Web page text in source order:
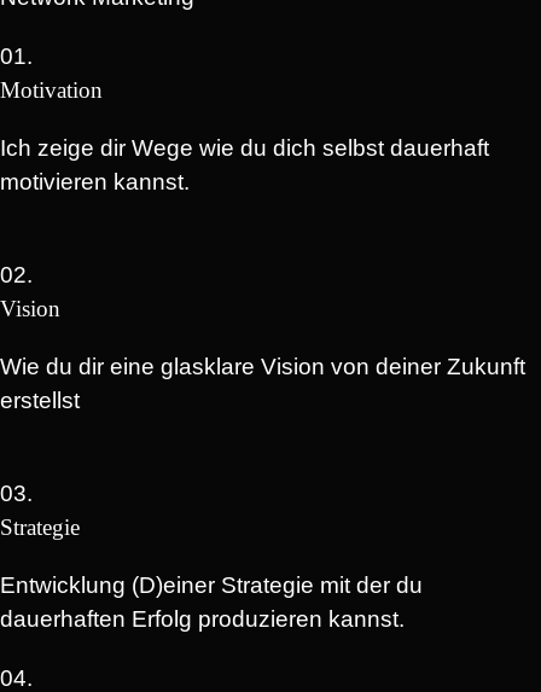
01.
Motivation
Ich zeige dir Wege wie du dich selbst dauerhaft
motivieren kannst.
02.
Vision
Wie du dir eine glasklare Vision von deiner Zukunft
erstellst
03.
Strategie
Entwicklung (D)einer Strategie mit der du
dauerhaften Erfolg produzieren kannst.
04.